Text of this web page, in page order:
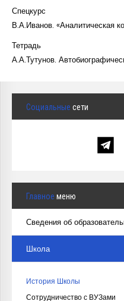
Спецкурс
В.А.Иванов. «Аналитическая
Тетрадь
А.А.Тутунов.
Социальные сети
Главное меню
Сведения об
Школа
История Школы
Сотрудничество с ВУЗами